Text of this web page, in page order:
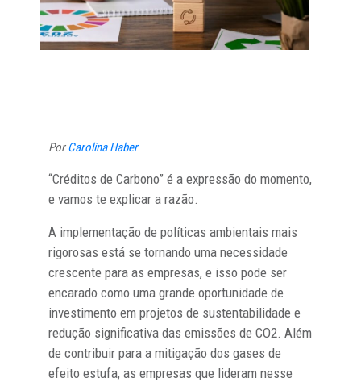
PorCarolina Haber
“Créditos de Carbono” é a expressão do momento,
e vamos te explicar a razão.
A implementação de políticas ambientais mais
rigorosas está se tornando uma necessidade
crescente para as empresas, e isso pode ser
encarado como uma grande oportunidade de
investimento em projetos de sustentabilidade e
redução significativa das emissões de CO2. Além
de contribuir para a mitigação dos gases de
efeito estufa, as empresas que lideram nesse